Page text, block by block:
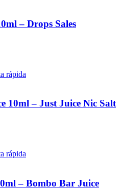
– Drops Sales
rápida
10ml – Just Juice Nic Salt
rápida
– Bombo Bar Juice